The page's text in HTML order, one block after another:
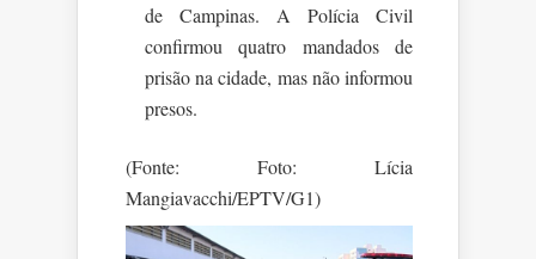
de Campinas. A Polícia Civil
confirmou quatro mandados de
prisão na cidade, mas não informou
presos.
(Fonte: Foto: Lícia
Mangiavacchi/EPTV/G1)